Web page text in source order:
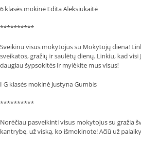
6 klasės mokinė Edita Aleksiukaitė
**********
Sveikinu visus mokytojus su Mokytojų diena!
sveikatos, gražių ir saulėtų dienų. Linkiu, kad visi
daugiau šypsokitės ir mylėkite mus visus!
I G klasės mokinė Justyna Gumbis
**********
Norėčiau pasveikinti visus mokytojus su gražia
kantrybę, už viską, ko išmokinote! Ačiū už